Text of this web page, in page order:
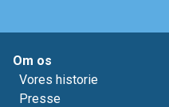
Om os
Vores historie
Presse